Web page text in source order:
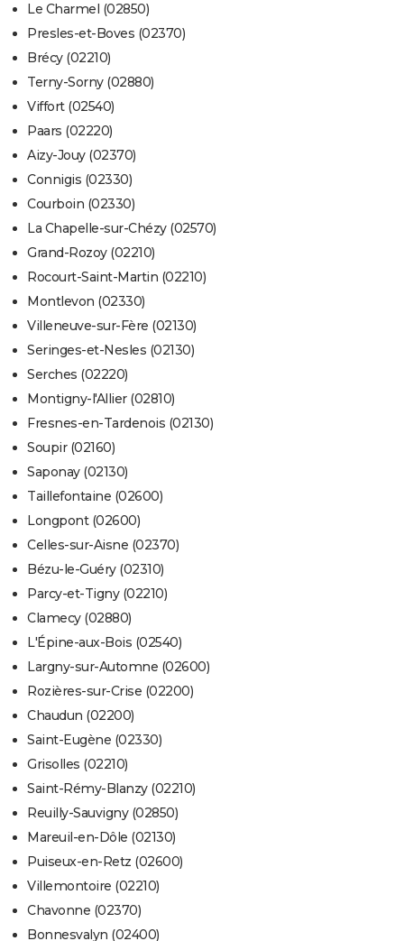
Le Charmel (02850)
Presles-et-Boves (02370)
Brécy (02210)
Terny-Sorny (02880)
Viffort (02540)
Paars (02220)
Aizy-Jouy (02370)
Connigis (02330)
Courboin (02330)
La Chapelle-sur-Chézy (02570)
Grand-Rozoy (02210)
Rocourt-Saint-Martin (02210)
Montlevon (02330)
Villeneuve-sur-Fère (02130)
Seringes-et-Nesles (02130)
Serches (02220)
Montigny-l'Allier (02810)
Fresnes-en-Tardenois (02130)
Soupir (02160)
Saponay (02130)
Taillefontaine (02600)
Longpont (02600)
Celles-sur-Aisne (02370)
Bézu-le-Guéry (02310)
Parcy-et-Tigny (02210)
Clamecy (02880)
L'Épine-aux-Bois (02540)
Largny-sur-Automne (02600)
Rozières-sur-Crise (02200)
Chaudun (02200)
Saint-Eugène (02330)
Grisolles (02210)
Saint-Rémy-Blanzy (02210)
Reuilly-Sauvigny (02850)
Mareuil-en-Dôle (02130)
Puiseux-en-Retz (02600)
Villemontoire (02210)
Chavonne (02370)
Bonnesvalyn (02400)